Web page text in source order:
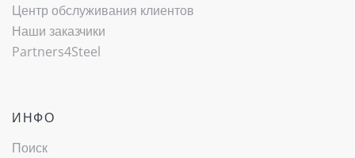
Центр обслуживания клиентов
Наши заказчики
Partners4Steel
ИНФО
Поиск